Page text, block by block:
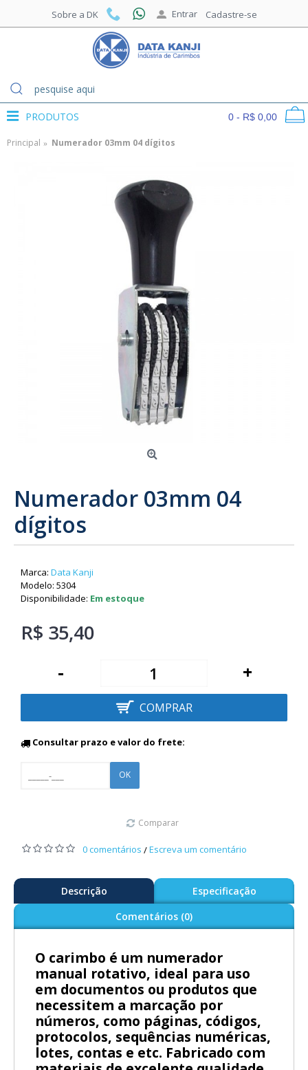
Sobre a DK Entrar Cadastre-se
0 - R$ 0,00
PRODUTOS
Principal Numerador 03mm 04 dígitos
Numerador 03mm 04
dígitos
Marca: Data Kanji
Modelo: 5304
Disponibilidade: Em estoque
R$ 35,40
- +
COMPRAR
Consultar prazo e valor do frete:
OK
Comparar
0 comentários /Escreva um comentário
Descrição
Especificação
Comentários (0)
O carimbo é um numerador
manual rotativo, ideal para uso
em documentos ou produtos que
necessitem a marcação por
números, como páginas, códigos,
protocolos, sequências numéricas,
lotes, contas e etc. Fabricado com